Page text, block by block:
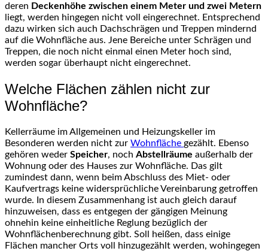
deren Deckenhöhe zwischen einem Meter und zwei Metern
liegt, werden hingegen nicht voll eingerechnet. Entsprechend
dazu wirken sich auch Dachschrägen und Treppen mindernd
auf die Wohnfläche aus. Jene Bereiche unter Schrägen und
Treppen, die noch nicht einmal einen Meter hoch sind,
werden sogar überhaupt nicht eingerechnet.
Welche Flächen zählen nicht zur
Wohnfläche?
Kellerräume im Allgemeinen und Heizungskeller im
Besonderen werden nicht zur Wohnfläche gezählt. Ebenso
gehören weder Speicher, noch Abstellräume außerhalb der
Wohnung oder des Hauses zur Wohnfläche. Das gilt
zumindest dann, wenn beim Abschluss des Miet- oder
Kaufvertrags keine widersprüchliche Vereinbarung getroffen
wurde. In diesem Zusammenhang ist auch gleich darauf
hinzuweisen, dass es entgegen der gängigen Meinung
ohnehin keine einheitliche Reglung bezüglich der
Wohnflächenberechnung gibt. Soll heißen, dass einige
Flächen mancher Orts voll hinzugezählt werden, wohingegen